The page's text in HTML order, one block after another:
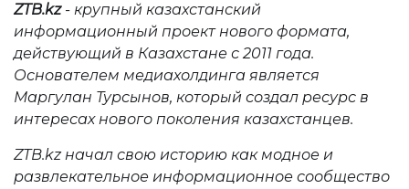
ZTB.kz- крупный казахстанский
информационный проект нового формата,
действующий в Казахстане с 2011 года.
Основателем медиахолдинга является
Маргулан Турсынов, который создал ресурс в
интересах нового поколения казахстанцев.
ZTB.kz начал свою историю как модное и
развлекательное информационное сообщество